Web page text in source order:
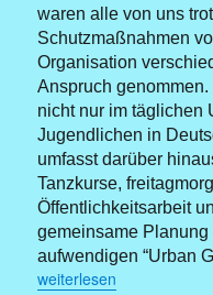
waren alle von uns
Schutzmaßnahmen
Organisation
Anspruch
nicht nur im täglichen
Jugendlichen in
umfasst darüber
Tanzkurse,
Öffentlichkeitsarbeit
gemeinsame
aufwendigen “Urban
„Freiwillige im Corona
weiterlesen